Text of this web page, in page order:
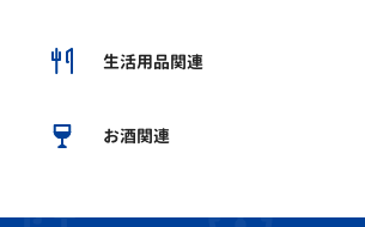
生活用品関連
お酒関連